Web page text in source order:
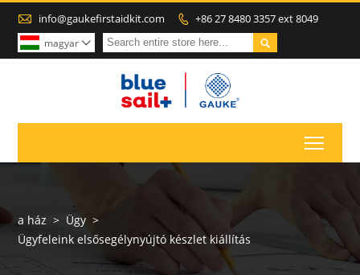
 info@gaukefirstaidkit.com  +86 27 8480 3357 ext 8049

magyar 
a ház > Ügy >
Ügyfeleink elsősegélynyújtó készlet kiállítás